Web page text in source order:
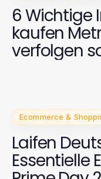
6 Wichtige
kaufen
verfolgen
Ecommerce &
Laifen
Essentielle